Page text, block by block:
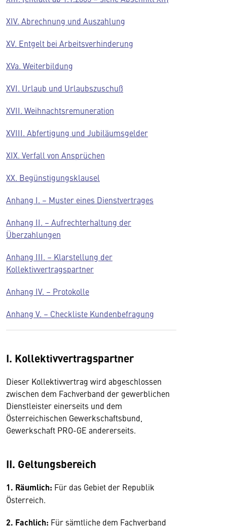
XIV. Abrechnung und Auszahlung
XV. Entgelt bei Arbeitsverhinderung
XVa. Weiterbildung
XVI. Urlaub und Urlaubszuschuß
XVII. Weihnachtsremuneration
XVIII. Abfertigung und Jubiläumsgelder
XIX. Verfall von Ansprüchen
XX. Begünstigungsklausel
Anhang I. – Muster eines Dienstvertrages
Anhang II. – Aufrechterhaltung der
Überzahlungen
Anhang III. – Klarstellung der
Kollektivvertragspartner
Anhang IV. – Protokolle
Anhang V. – Checkliste Kundenbefragung
I. Kollektivvertragspartner
Dieser Kollektivvertrag wird abgeschlossen
zwischen dem Fachverband der gewerblichen
Dienstleister einerseits und dem
Österreichischen Gewerkschaftsbund,
Gewerkschaft PRO-GE andererseits.
II. Geltungsbereich
1. Räumlich: Für das Gebiet der Republik
Österreich.
2. Fachlich: Für sämtliche dem Fachverband